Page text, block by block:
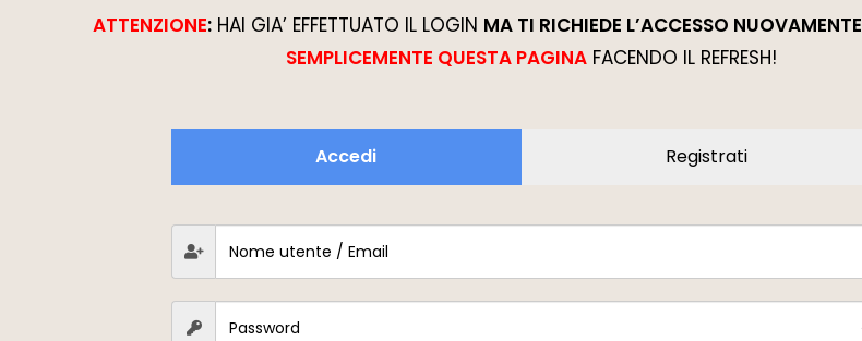
ATTENZIONE:HAI GIA’ EFFETTUATO IL LOGIN MA TI RICHIEDE L’ACCESSO NUOVAMENTE
SEMPLICEMENTE QUESTA PAGINA FACENDO IL REFRESH!
Accedi Registrati